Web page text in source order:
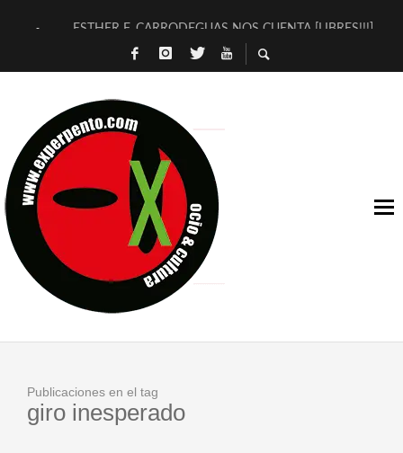
ESTHER F. CARRODEGUAS NOS CUENTA [LIBRES!!!]
[TERRA DE GUAPES] DE SANDRA MONFORT
TIMBRE 4, LA ESCUELA DEL DIRECTOR TEATRAL CLAUDIO
30 AÑOS (NO ES NADA) DE LA KATARSIS DEL TOMATAZO
MILITARES JUDÍAS EN #EXVITA
D’BALDOMEROS REINVENTAN [BITÁCORA 3.0] EN EXVITA
MARSHALL FLASH PRESENTA EN EXVITA [RELATIVA
JOFRE BARDAGÍ EN EXVITA INTERPRETANDO A SERRAT
Publicaciones en el tag
giro inesperado